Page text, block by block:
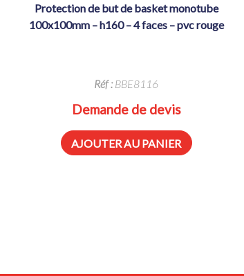
protection de but de basket monotube
100x100mm – h160 – 4 faces – pvc rouge
Réf :BBE8116
Demande de devis
AJOUTER AU PANIER